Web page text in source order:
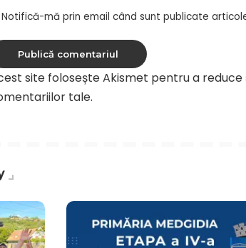
Notifică-mă prin email când sunt publicate
site folosește Akismet pentru a reduce
tale.